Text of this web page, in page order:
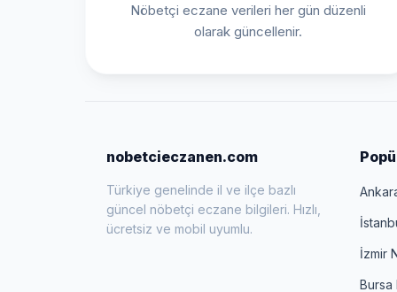
Nöbetçi eczane verileri her gün düzenli
olarak güncellenir.
nobetcieczanen.com
Türkiye genelinde il ve ilçe bazlı
güncel nöbetçi eczane bilgileri. Hızlı,
ücretsiz ve mobil uyumlu.
İzmir